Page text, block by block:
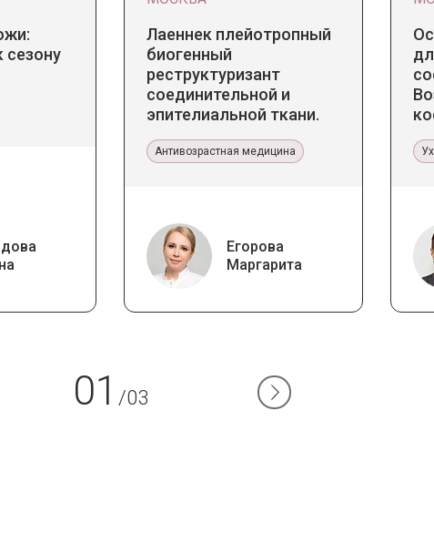
сезону
Лаеннек плейотропный
биогенный
реструктуризант
соединительной и
эпителиальной ткани.
эстетической медицине
Антивозрастная медицина
Егорова
Маргарита
01 /03